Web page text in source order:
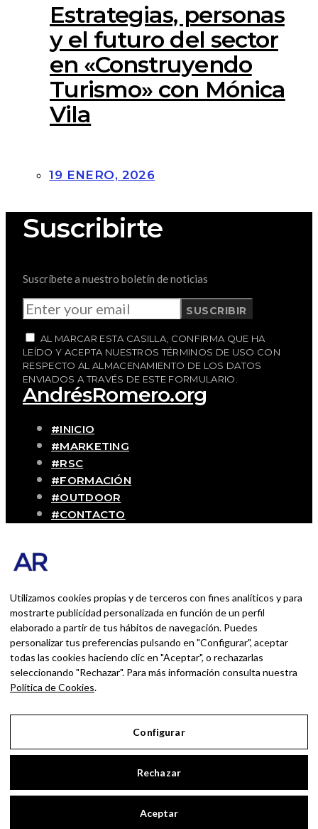
Estrategias, personas
y el futuro del sector
en «Construyendo
Turismo» con Mónica
Vila
19 ENERO, 2026
Suscribirte
Suscríbete a nuestro boletín de noticias
SUSCRIBIR
AL MARCAR ESTA CASILLA, CONFIRMA QUE HA
LEÍDO Y ACEPTA NUESTROS TÉRMINOS DE USO CON
RESPECTO AL ALMACENAMIENTO DE LOS DATOS
ENVIADOS A TRAVÉS DE ESTE FORMULARIO.
AndrésRomero.org
#INICIO
#MARKETING
#RSC
#FORMACIÓN
#OUTDOOR
#CONTACTO
Blog personal y profesional de Andrés
profesionales de una persona que disfruta
con lo que hace cada día
BUSCAR POR:
BUSCAR
Ingresa las palabras de la búsqueda y presiona
Enter.
Utilizamos cookies propias y de terceros con fines analíticos y para
mostrarte publicidad personalizada en función de un perfil
elaborado a partir de tus hábitos de navegación. Puedes
personalizar tus preferencias pulsando en "Configurar", aceptar
todas las cookies haciendo clic en "Aceptar", o rechazarlas
seleccionando "Rechazar". Para más información consulta nuestra
Política de Cookies.
Configurar
Rechazar
Aceptar
Aviso Legal
Política de Privacidad
Política de Cookies
Configurar